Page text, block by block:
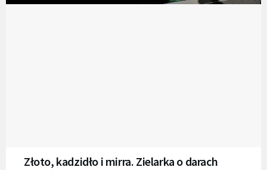
Złoto, kadzidło i mirra. Zielarka o darach